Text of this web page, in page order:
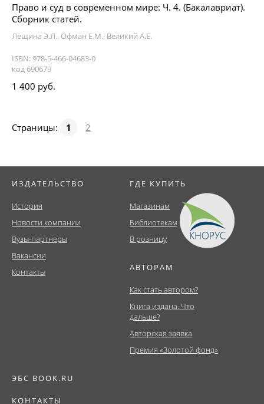
Право и суд в современном мире: Ч. 4. (Бакалавриат).
Сборник статей.
Лещина Э.Л., Офман Е.М., Великий А.Е.
ISBN: 978-5-466-04683-0
код 690679
1 400 руб.
Страницы: 1 2
ИЗДАТЕЛЬСТВО
История
Новости компании
Вузы-партнеры
Вакансии
Контакты
ГДЕ КУПИТЬ
Магазинам
Библиотекам
В розницу
АВТОРАМ
Как стать автором?
Книга издана. Что
дальше?
Авторская заявка
Премия «Золотой фонд»
ЭБС BOOK.RU
КОНТАКТЫ